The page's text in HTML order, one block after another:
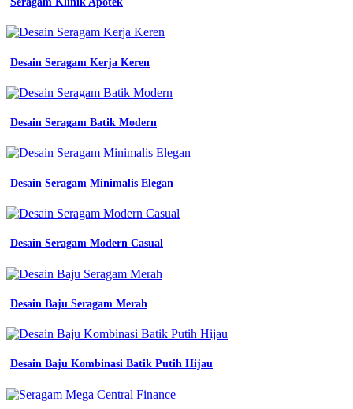
lengan
panjang
jual
kemeja
pdl
wanita
lengan
seragam
tactical
baju
seragam
wearpack
werpak
safety
proyek
k3
orange
Desain Seragam Kerja Keren
Desain Seragam Batik Modern
Desain Seragam Minimalis Elegan
Desain Seragam Modern Casual
Desain Baju Seragam Merah
Desain Baju Kombinasi Batik Putih Hijau